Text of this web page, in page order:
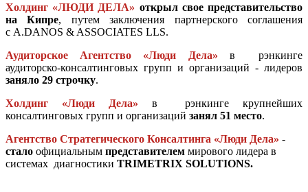
Холдинг «ЛЮДИ ДЕЛА» открыл свое представительство
на Кипре, путем заключения партнерского соглашения
с A.DANOS & ASSOCIATES LLS.
Аудиторское Агентство «Люди Дела» в рэнкинге
аудиторско-консалтинговых групп и организаций - лидеров
заняло 29 строчку.
Холдинг «Люди Дела»
в рэнкинге крупнейших
консалтинговых групп и организаций занял 51 место.
Агентство Стратегического Консалтинга «Люди Дела» -
стало официальным представителем мирового лидера в
системах диагностики TRIMETRIX SOLUTIONS.